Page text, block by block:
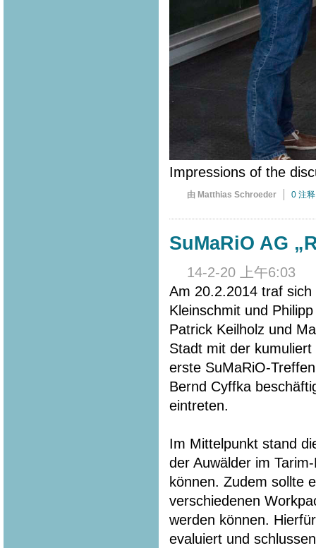
Impressions of the
由 Matthias Schroeder 0 注释
SuMaRiO AG
14-2-20 上午6:03
Am 20.2.2014 traf sich
Kleinschmit und
Patrick Keilholz und
Stadt mit der
erste SuMaRiO-
Bernd Cyffka
eintreten.
Im Mittelpunkt stand
der Auwälder im
können. Zudem sollte
verschiedenen
werden können.
evaluiert und